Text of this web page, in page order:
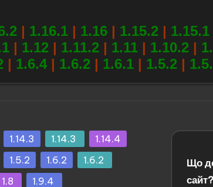
| 1.16.1 | 1.16 | 1.15.2 | 1.15.1
| 1.12 | 1.11.2 | 1.11 | 1.10.2 |
| 1.6.4 | 1.6.2 | 1.6.1 | 1.5.2 |
1.14.3 1.14.3
1.14.4
1.5.2 1.6.2
1.6.2
1.8
1.9.4
Що
сайт?